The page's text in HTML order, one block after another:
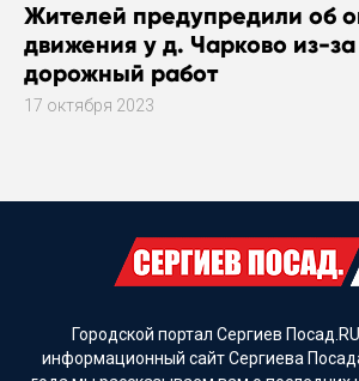
Жителей предупредили об
движения у д. Чарково из-
дорожный работ
17 октября 2023
Городской портал Сергиев
информационный сайт Сергиева